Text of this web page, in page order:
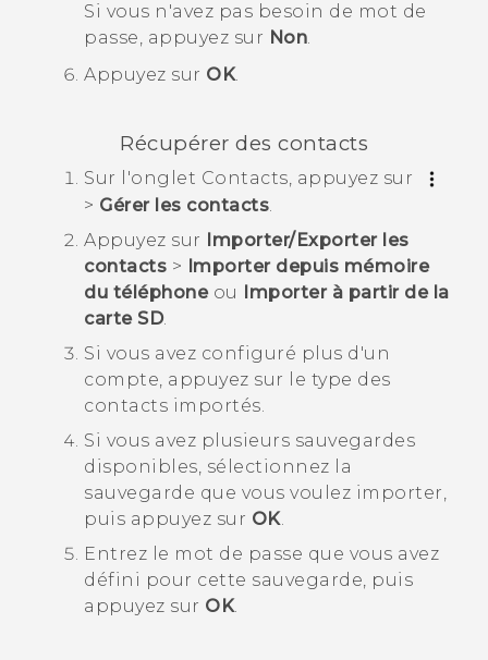
Si vous n'avez pas besoin de mot de
passe, appuyez sur Non.
Appuyez sur OK.
Récupérer des contacts
Sur l'onglet Contacts, appuyez sur
> Gérer les contacts.
Appuyez sur Importer/Exporter les
contacts > Importer depuis mémoire
du téléphoneou Importer à partir de la
carte SD.
Si vous avez configuré plus d'un
compte, appuyez sur le type des
contacts importés.
Si vous avez plusieurs sauvegardes
disponibles, sélectionnez la
sauvegarde que vous voulez importer,
puis appuyez sur OK.
Entrez le mot de passe que vous avez
défini pour cette sauvegarde, puis
appuyez sur OK.